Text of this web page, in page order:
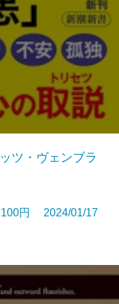
ツ・ヴェンブラ
円 2024/01/17